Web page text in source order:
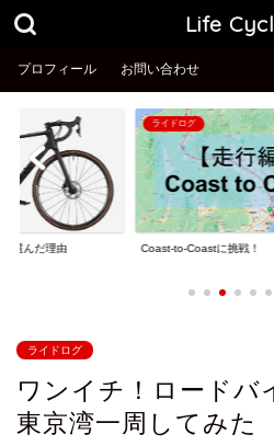
Life
プロフィール お問い合わせ
選んだ理由
ライドログ
Coast-to-Coastに挑戦！
ライドログ
ワンイチ！ロードバ
東京湾一周してみた